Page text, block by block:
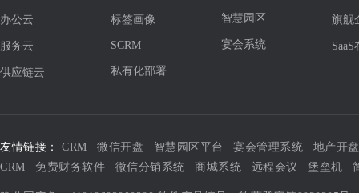
办公云
服务云
供应链云
标签画像
SCRM
私有化部署
智慧园区
宴会系统
旗舰
友情链接： CRM 微信开盘 智慧园区平台 宴会管理系统
地产开
CRM
免费财务软件 微信分销系统 商城系统 远程会议 堡垒机